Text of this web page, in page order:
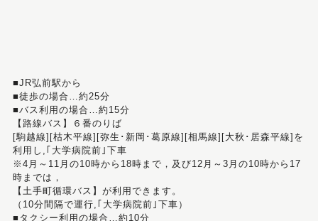
■JR弘前駅から
■徒歩の場合…約25分
■バス利用の場合…約15分
【路線バス】６番のりば
[駒越線][枯木平線][弥生･新岡･葛原線][相馬線][大秋･居森平線]を
利用し,｢大学病院前｣下車
※4月～11月の10時から18時まで，及び12月～3月の10時から17
時までは，
【土手町循環バス】が利用できます。
（10分間隔で運行,｢大学病院前｣下車）
■タクシー利用の場合…約10分